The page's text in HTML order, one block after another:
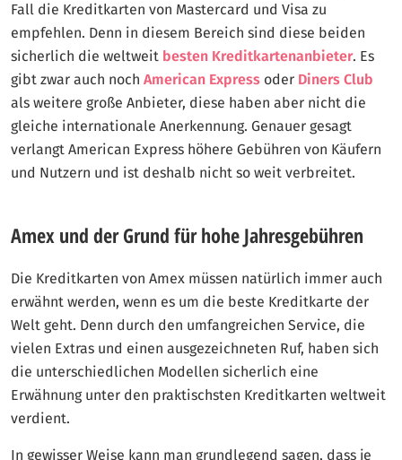
Fall die Kreditkarten von Mastercard und Visa zu
empfehlen. Denn in diesem Bereich sind diese beiden
sicherlich die weltweit besten Kreditkartenanbieter. Es
gibt zwar auch noch American Express oder Diners Club
als weitere große Anbieter, diese haben aber nicht die
gleiche internationale Anerkennung. Genauer gesagt
verlangt American Express höhere Gebühren von Käufern
und Nutzern und ist deshalb nicht so weit verbreitet.
Amex und der Grund für hohe Jahresgebühren
Die Kreditkarten von Amex müssen natürlich immer auch
erwähnt werden, wenn es um die beste Kreditkarte der
Welt geht. Denn durch den umfangreichen Service, die
vielen Extras und einen ausgezeichneten Ruf, haben sich
die unterschiedlichen Modellen sicherlich eine
Erwähnung unter den praktischsten Kreditkarten weltweit
verdient.
In gewisser Weise kann man grundlegend sagen, dass je